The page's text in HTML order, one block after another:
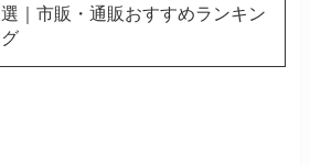
選｜市販・通販おすすめランキン
グ